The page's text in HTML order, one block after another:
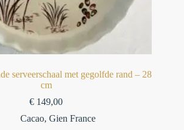
serveerschaal met gegolfde rand – 28
cm
€ 149,00
Cacao,Gien France